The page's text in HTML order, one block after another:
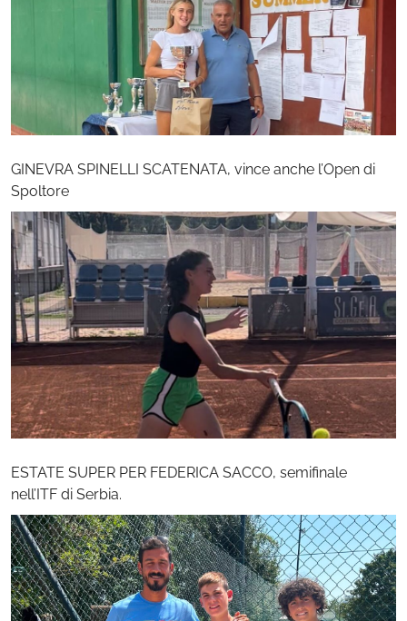
GINEVRA SPINELLI SCATENATA, vince anche l’Open di
Spoltore
ESTATE SUPER PER FEDERICA SACCO, semifinale
nell’ITF di Serbia.